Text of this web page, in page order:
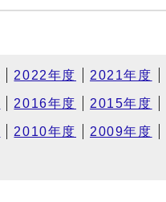
2022年度 2021年度
2016年度 2015年度
2010年度 2009年度